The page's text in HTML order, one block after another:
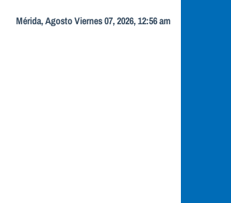
Mérida, Agosto Viernes 07, 2026, 12:56 am